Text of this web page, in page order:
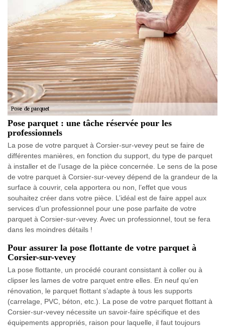
Pose parquet : une tâche réservée pour les
professionnels
La pose de votre parquet à Corsier-sur-vevey peut se faire de
différentes manières, en fonction du support, du type de parquet
à installer et de l’usage de la pièce concernée. Le sens de la pose
de votre parquet à Corsier-sur-vevey dépend de la grandeur de la
surface à couvrir, cela apportera ou non, l’effet que vous
souhaitez créer dans votre pièce. L’idéal est de faire appel aux
services d’un professionnel pour une pose parfaite de votre
parquet à Corsier-sur-vevey. Avec un professionnel, tout se fera
dans les moindres détails !
Pour assurer la pose flottante de votre parquet à
Corsier-sur-vevey
La pose flottante, un procédé courant consistant à coller ou à
clipser les lames de votre parquet entre elles. En neuf qu’en
rénovation, le parquet flottant s’adapte à tous les supports
(carrelage, PVC, béton, etc.). La pose de votre parquet flottant à
Corsier-sur-vevey nécessite un savoir-faire spécifique et des
équipements appropriés, raison pour laquelle, il faut toujours